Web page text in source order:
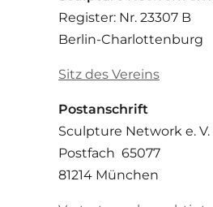
Register: Nr. 23307 B
Berlin-Charlottenburg
Sitz des Vereins
Postanschrift
Sculpture Network e. V.
Postfach 65077
81214 München